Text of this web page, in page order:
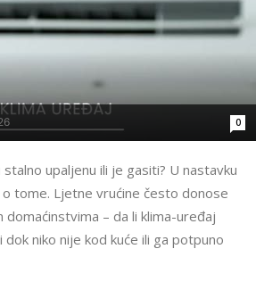
0
stalno upaljenu ili je gasiti? U nastavku
tome. Ljetne vrućine često donose
domaćinstvima – da li klima-uređaj
niko nije kod kuće ili ga potpuno